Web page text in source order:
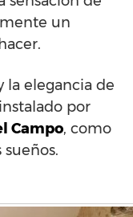
un
la elegancia de
por
Campo, como